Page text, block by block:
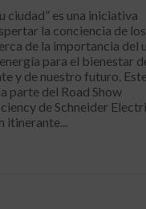
ciudad” es una iniciativa
la conciencia de los
de la importancia del
para el bienestar
y de nuestro futuro.
parte del Road Show
de Schneider
itinerante...